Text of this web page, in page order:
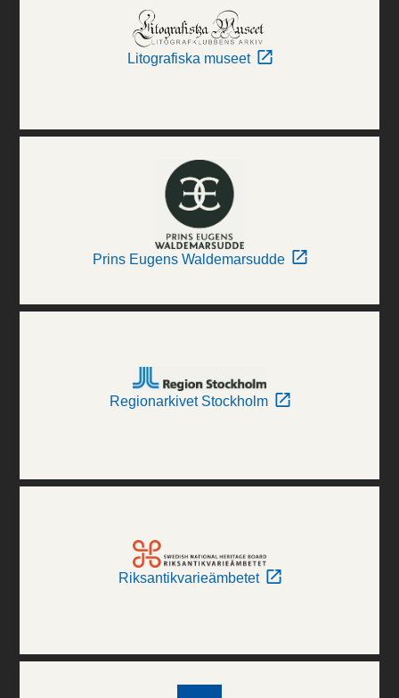
Litografiska museet
Prins Eugens Waldemarsudde
Regionarkivet Stockholm
Riksantikvarieämbetet